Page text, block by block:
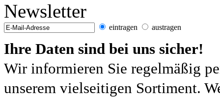
Newsletter
eintragen austragen
Ihre Daten sind bei uns sicher!
Wir informieren Sie regelmäßig
unserem vielseitigen Sortiment.